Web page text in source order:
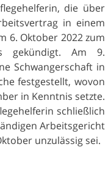
die über
in einem
6. Oktober 2022 zum
gekündigt. Am 9.
Schwangerschaft in
festgestellt, wovon
in Kenntnis setzte.
schließlich
Arbeitsgericht
unzulässig sei.